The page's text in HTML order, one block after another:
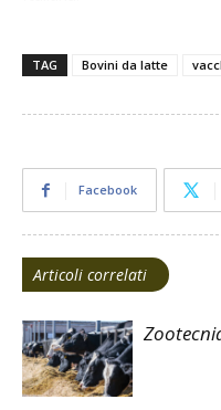
TAG Bovini da latte
Facebook
Articoli correlati